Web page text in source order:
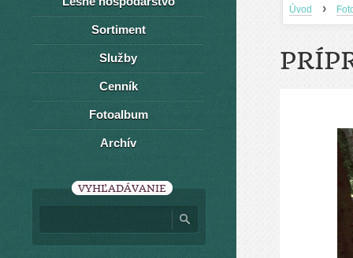
Úvod ›
Sortiment
Služby
Cenník
Fotoalbum
Archív
VYHĽADÁVANIE